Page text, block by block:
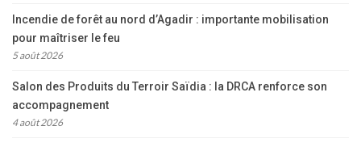
Incendie de forêt au nord d’Agadir : importante mobilisation
pour maîtriser le feu
5 août 2026
Salon des Produits du Terroir Saïdia : la DRCA renforce son
accompagnement
4 août 2026